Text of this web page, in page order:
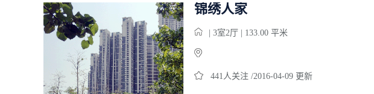
锦绣人家
| 3室2厅 | 133.00 平米
441人关注 /2016-04-09 更新